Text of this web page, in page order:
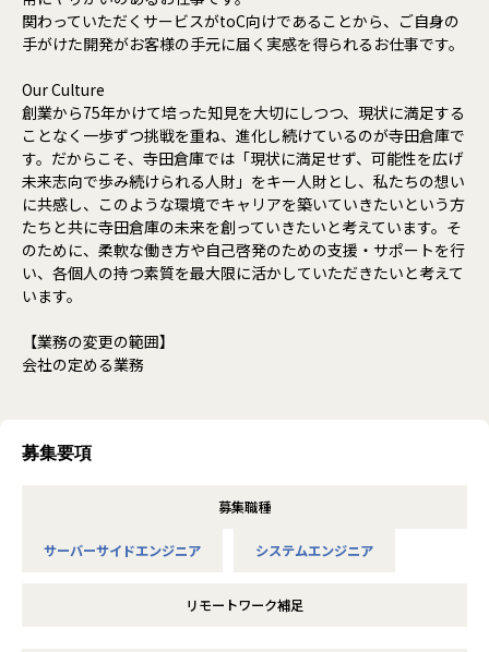
関わっていただくサービスがtoC向けであることから、ご自身の
手がけた開発がお客様の手元に届く実感を得られるお仕事です。
Our Culture
創業から75年かけて培った知見を大切にしつつ、現状に満足する
ことなく一歩ずつ挑戦を重ね、進化し続けているのが寺田倉庫で
す。だからこそ、寺田倉庫では「現状に満足せず、可能性を広げ
未来志向で歩み続けられる人財」をキー人財とし、私たちの想い
に共感し、このような環境でキャリアを築いていきたいという方
たちと共に寺田倉庫の未来を創っていきたいと考えています。そ
のために、柔軟な働き方や自己啓発のための支援・サポートを行
い、各個人の持つ素質を最大限に活かしていただきたいと考えて
います。
【業務の変更の範囲】
会社の定める業務
募集要項
募集職種
サーバーサイドエンジニア システムエンジニア
リモートワーク補足